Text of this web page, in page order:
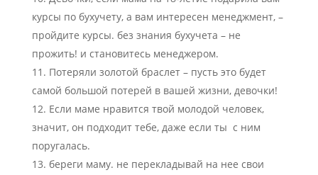
курсы по бухучету, а вам интересен менеджмент, –
пройдите курсы. без знания бухучета – не
прожить! и становитесь менеджером.
Потеряли золотой браслет – пусть это будет
самой большой потерей в вашей жизни, девочки!
Если маме нравится твой молодой человек,
значит, он подходит тебе, даже если ты с ним
поругалась.
береги маму. не перекладывай на нее свои